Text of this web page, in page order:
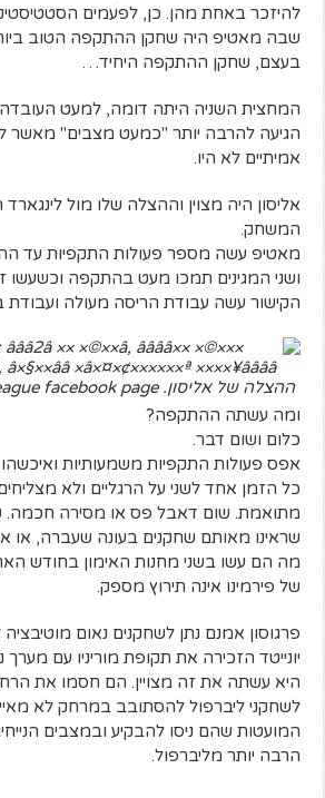
להיזכר באחת מהן. כן, לפעמים
שבה מאטיפ היה שחקן ההתקפה הטוב
בעצם, שחקן ההתקפה היחיד…
המחצית השניה היתה דומה, למעט העובדה
הגיעה להרבה יותר "כמעט מצבים" מאשר
אמיתיים לא היו.
אליסון היה מצוין וההצלה שלו מול
המשחק.
מאטיפ עשה מספר פעולות התקפיות עד
ושני המגינים תמכו מעט בהתקפה וכשעשו
הקישור עשה עבודת הריסה מעולה ועבודת
ההצלה של אליסון. credit to premier league facebook page
ומה עשתה ההתקפה?
כלום ושום דבר.
אפס פעולות התקפיות משמעותיות
כל הזמן אחד לשני על הרגליים ולא
מתואמת. שום דאבל פס או מסירה חכמה.
שראינו מאותם שחקנים בעונה שעברה, או
מה הם עשו בשני מחנות האימון בחודש
של פירמינו אינה תירוץ מספק.
פרגוסון אמנם נתן לשחקנים נאום
יונייטד הזכירה את תקופת מוריניו עם מערך
היא עשתה את זה מצויין. הם חסמו את
לשחקני ליברפול להסתובב במרחק לא
המועטות שהם ניסו להבקיע ובמצבים
הרבה יותר מליברפול.